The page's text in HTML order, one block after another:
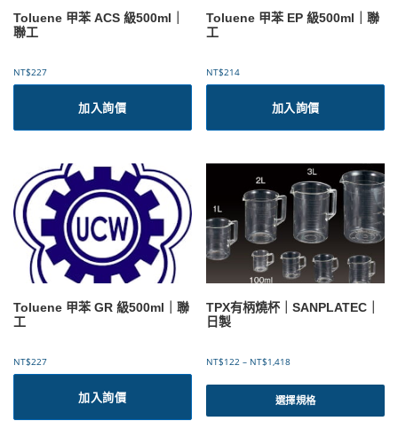
Toluene 甲苯 ACS 級500ml｜
聯工
NT$227
加入詢價
Toluene 甲苯 EP 級500ml｜聯
工
NT$214
加入詢價
Toluene 甲苯 GR 級500ml｜聯
工
NT$227
加入詢價
TPX有柄燒杯｜SANPLATEC｜
日製
NT$122 – NT$1,418價
圍
選擇規格
此
品